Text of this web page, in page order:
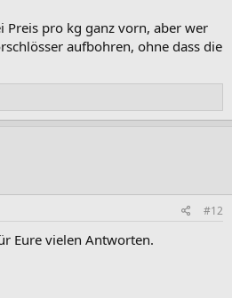
Preis pro kg ganz vorn, aber wer
aufbohren, ohne dass die
#12
Eure vielen Antworten.